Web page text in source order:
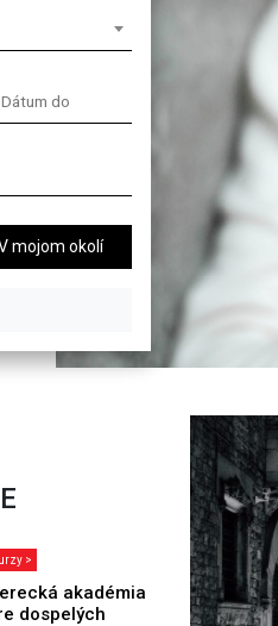
mojom okolí
>
akadémia
dospelých